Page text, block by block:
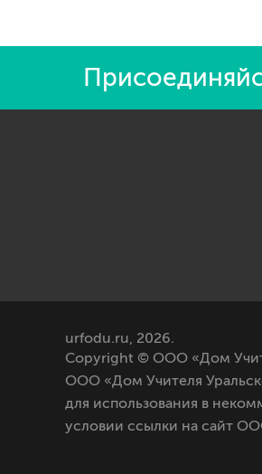
urfodu.ru, 2026.
Copyright © ООО «Дом
ООО «Дом Учителя
для использования в
условии ссылки на сайт